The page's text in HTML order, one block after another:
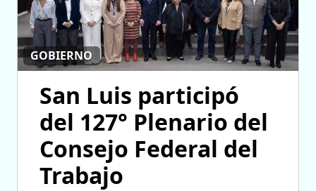
GOBIERNO
San Luis participó
del 127° Plenario del
Consejo Federal del
Trabajo